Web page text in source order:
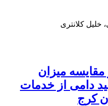
کلانتری
میزان
دامی از خدمات
کرج